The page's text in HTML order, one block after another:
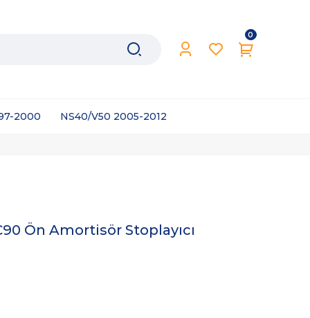
0
2000 NS40/V50 2005-2012
Ön Amortisör Stoplayıcı